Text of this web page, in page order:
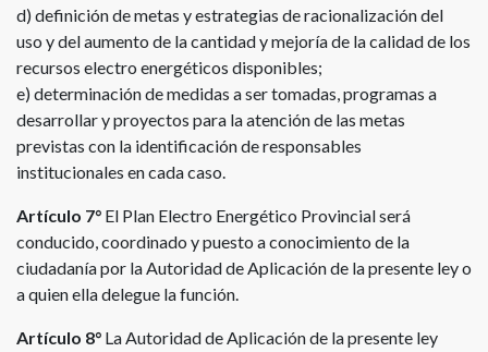
d) definición de metas y estrategias de racionalización del
uso y del aumento de la cantidad y mejoría de la calidad de los
recursos electro energéticos disponibles;
e) determinación de medidas a ser tomadas, programas a
desarrollar y proyectos para la atención de las metas
previstas con la identificación de responsables
institucionales en cada caso.
Artículo 7° El Plan Electro Energético Provincial será
conducido, coordinado y puesto a conocimiento de la
ciudadanía por la Autoridad de Aplicación de la presente ley o
a quien ella delegue la función.
Artículo 8° La Autoridad de Aplicación de la presente ley